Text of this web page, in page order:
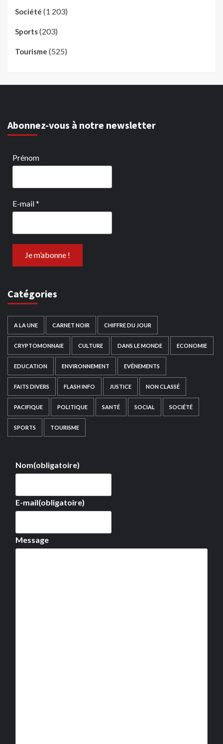
Société (1 203)
Sports(203)
Tourisme (525)
Abonnez-vous à notre newsletter
Prénom
E-mail*
Catégories
A LA UNE CARNET NOIR CHIFFRE DU JOUR
CRYPTOMONNAIE CULTURE DANS LE MONDE ECONOMIE
EDUCATION ENVIRONNEMENT EVÉNEMENTS
FAITS DIVERS FLASH INFO JUSTICE NON CLASSÉ
PACIFIQUE POLITIQUE SANTÉ SOCIAL SOCIÉTÉ
SPORTS TOURISME
Nom(obligatoire)
E-mail(obligatoire)
Message